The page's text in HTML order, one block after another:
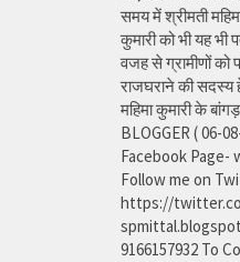
समय में श्रीमती
कुमारी को भी यह भी
वजह से ग्रामीणों को
राजघराने की सदस्य
महिमा कुमारी के
BLOGGER ( 06-
Facebook
Follow me on
https://
9166157932 To